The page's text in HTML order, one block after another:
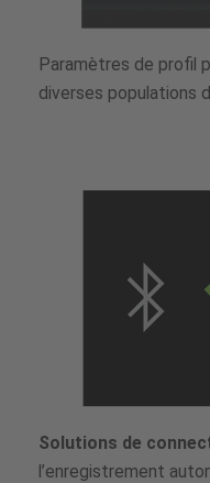
Paramètres de profil
diverses populations
Solutions de
l’enregistrement